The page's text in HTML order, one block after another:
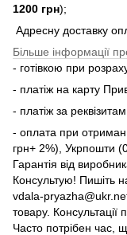
1200 грн);
Адресну доставку
Більше інформації
- готівкою при
- платіж на карту
- платіж за
- оплата при
грн+ 2%), Укрпошти
Гарантія від
Консультую! Пишіть
vdala-
товару.
Часто потрібен час,